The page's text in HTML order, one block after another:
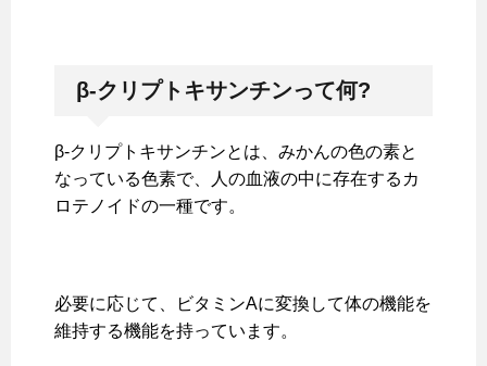
β-クリプトキサンチンって何?
β-クリプトキサンチンとは、みかんの色の素と
なっている色素で、人の血液の中に存在するカ
ロテノイドの一種です。
必要に応じて、ビタミンAに変換して体の機能を
維持する機能を持っています。